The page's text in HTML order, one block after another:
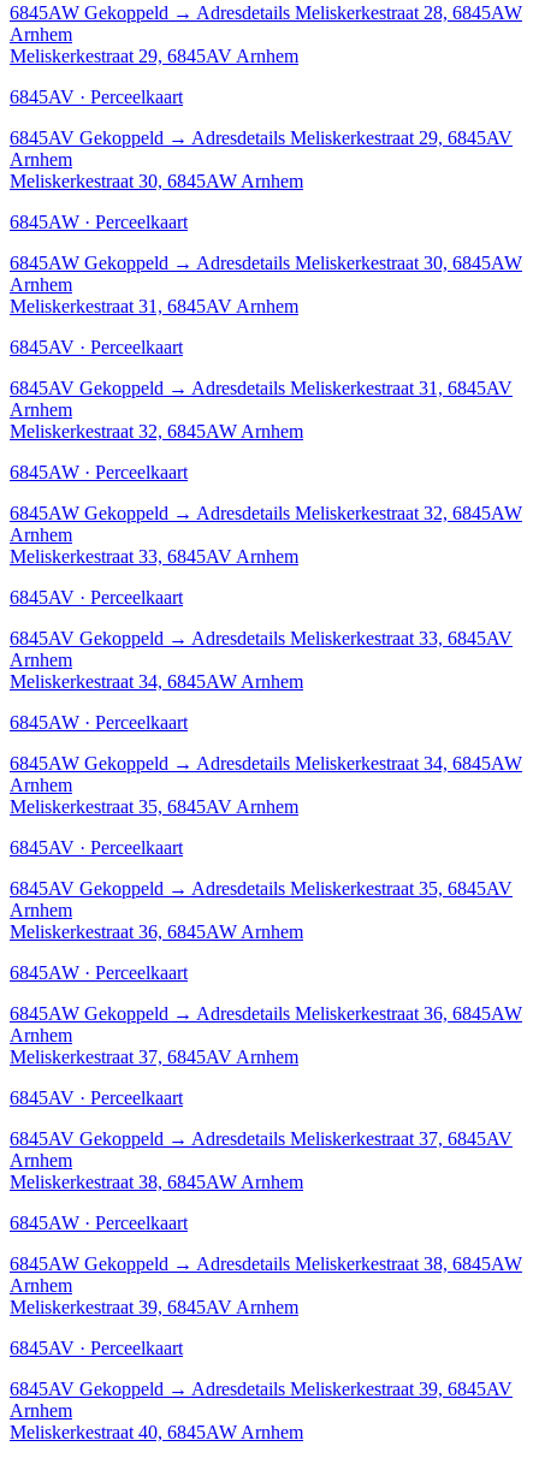
6845AW Gekoppeld → Adresdetails Meliskerkestraat 28, 6845AW
Arnhem
Meliskerkestraat 29, 6845AV Arnhem
6845AV · Perceelkaart
6845AV Gekoppeld → Adresdetails Meliskerkestraat 29, 6845AV
Arnhem
Meliskerkestraat 30, 6845AW Arnhem
6845AW · Perceelkaart
6845AW Gekoppeld → Adresdetails Meliskerkestraat 30, 6845AW
Arnhem
Meliskerkestraat 31, 6845AV Arnhem
6845AV · Perceelkaart
6845AV Gekoppeld → Adresdetails Meliskerkestraat 31, 6845AV
Arnhem
Meliskerkestraat 32, 6845AW Arnhem
6845AW · Perceelkaart
6845AW Gekoppeld → Adresdetails Meliskerkestraat 32, 6845AW
Arnhem
Meliskerkestraat 33, 6845AV Arnhem
6845AV · Perceelkaart
6845AV Gekoppeld → Adresdetails Meliskerkestraat 33, 6845AV
Arnhem
Meliskerkestraat 34, 6845AW Arnhem
6845AW · Perceelkaart
6845AW Gekoppeld → Adresdetails Meliskerkestraat 34, 6845AW
Arnhem
Meliskerkestraat 35, 6845AV Arnhem
6845AV · Perceelkaart
6845AV Gekoppeld → Adresdetails Meliskerkestraat 35, 6845AV
Arnhem
Meliskerkestraat 36, 6845AW Arnhem
6845AW · Perceelkaart
6845AW Gekoppeld → Adresdetails Meliskerkestraat 36, 6845AW
Arnhem
Meliskerkestraat 37, 6845AV Arnhem
6845AV · Perceelkaart
6845AV Gekoppeld → Adresdetails Meliskerkestraat 37, 6845AV
Arnhem
Meliskerkestraat 38, 6845AW Arnhem
6845AW · Perceelkaart
6845AW Gekoppeld → Adresdetails Meliskerkestraat 38, 6845AW
Arnhem
Meliskerkestraat 39, 6845AV Arnhem
6845AV · Perceelkaart
6845AV Gekoppeld → Adresdetails Meliskerkestraat 39, 6845AV
Arnhem
Meliskerkestraat 40, 6845AW Arnhem